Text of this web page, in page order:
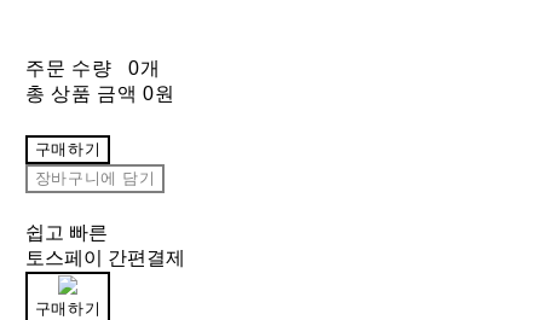
주문 수량
0개
총 상품 금액 0원
구매하기
장바구니에 담기
쉽고 빠른
토스페이 간편결제
구매하기